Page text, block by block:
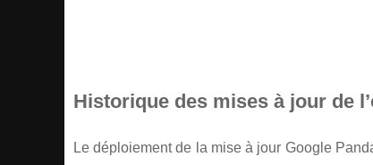
Historique des mises à jour de
Le déploiement de la mise à jour Google